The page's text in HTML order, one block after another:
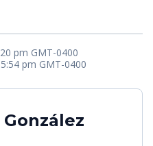
pm GMT-0400
pm GMT-0400